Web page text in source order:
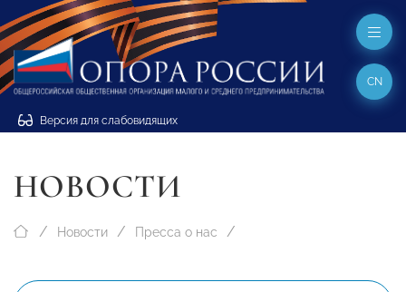
Версия для слабовидящих
CN
НОВОСТИ
Новости Пресса о нас